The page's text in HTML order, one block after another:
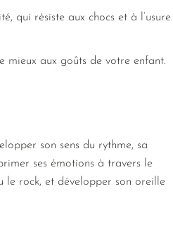
qui résiste aux chocs et à l’usure.
mieux aux goûts de votre enfant.
son sens du rythme, sa
ses émotions à travers le
le rock, et développer son oreille